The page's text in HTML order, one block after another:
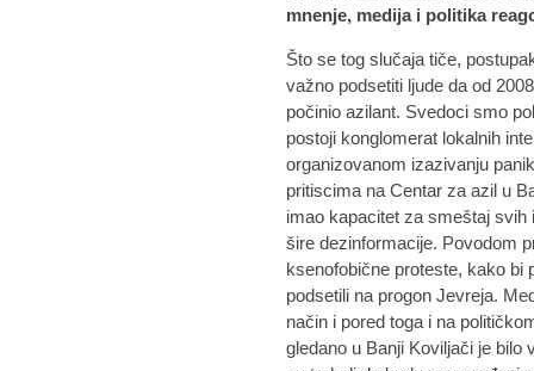
mnenje, medija i politika
Što se tog slučaja tiče,
važno podsetiti ljude da od
počinio azilant. Svedoci smo
postoji konglomerat lokalnih
organizovanom izazivanju
pritiscima na Centar za azil u
imao kapacitet za smeštaj svih
šire dezinformacije. Povodom
ksenofobične proteste, kako bi
podsetili na progon Jevreja.
način i pored toga i na
gledano u Banji Koviljači je bilo